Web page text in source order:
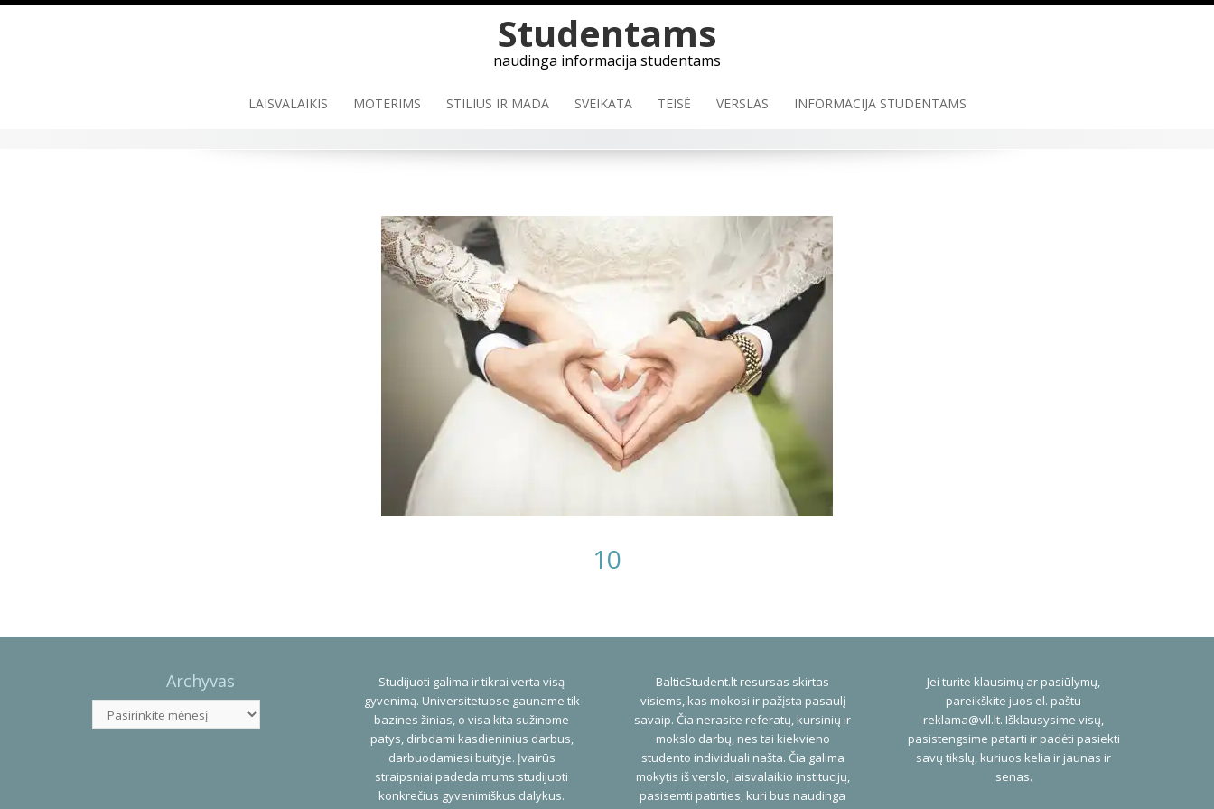
to
content
Studentams
naudinga informacija studentams
LAISVALAIKIS MOTERIMS STILIUS IR MADA SVEIKATA TEISĖ VERSLAS INFORMACIJA STUDENTAMS
10
Navigation
Archyvas
Archyvas
Studijuoti galima ir tikrai verta visą
gyvenimą. Universitetuose gauname tik
bazines žinias, o visa kita sužinome
patys, dirbdami kasdieninius darbus,
darbuodamiesi buityje. Įvairūs
straipsniai padeda mums studijuoti
konkrečius gyvenimiškus dalykus.
BalticStudent.lt resursas skirtas
visiems, kas mokosi ir pažįsta pasaulį
savaip. Čia nerasite referatų, kursinių ir
mokslo darbų, nes tai kiekvieno
studento individuali našta. Čia galima
mokytis iš verslo, laisvalaikio institucijų,
pasisemti patirties, kuri bus naudinga
Jei turite klausimų ar pasiūlymų,
pareikškite juos el. paštu
reklama@vll.lt. Išklausysime visų,
pasistengsime patarti ir padėti pasiekti
savų tikslų, kuriuos kelia ir jaunas ir
senas.